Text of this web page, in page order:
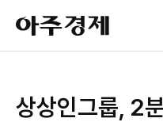
아
주
경
상상인그룹, 2